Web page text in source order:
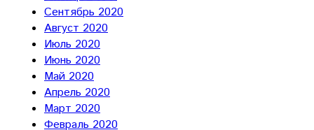
Сентябрь 2020
Август 2020
Июль 2020
Июнь 2020
Май 2020
Апрель 2020
Март 2020
Февраль 2020